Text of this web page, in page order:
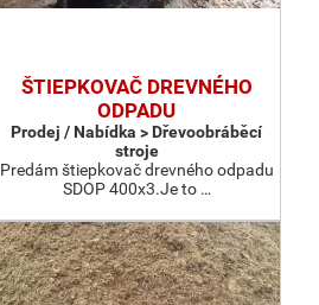
ŠTIEPKOVAČ DREVNÉHO
ODPADU
Prodej / Nabídka > Dřevoobráběcí
stroje
Predám štiepkovač drevného odpadu
SDOP 400x3.Je to …